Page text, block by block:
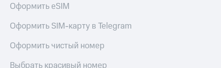
МТС Pay
Оплата
коду
за границей
Оформить eSIM
Оформить SIM-карту в Telegram
Оформить чистый номер